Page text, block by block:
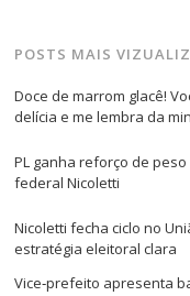
POSTS MAIS
Doce de marrom glacê!
delícia e me lembra da
PL ganha reforço de
federal Nicoletti
Nicoletti fecha ciclo no
estratégia eleitoral clara
Vice‑prefeito apresenta